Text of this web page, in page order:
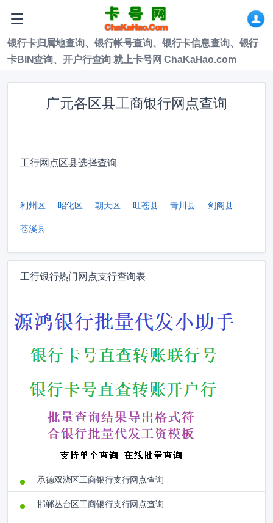
银行卡归属地查询、银行帐号查询、银行卡信息查询、银行
卡BIN查询、开户行查询 就上卡号网 ChaKaHao.com
广元各区县工商银行网点查询
工行网点区县选择查询
利州区 昭化区 朝天区 旺苍县 青川县 剑阁县
苍溪县
工行银行热门网点支行查询表
承德双滦区工商银行支行网点查询
邯郸丛台区工商银行支行网点查询